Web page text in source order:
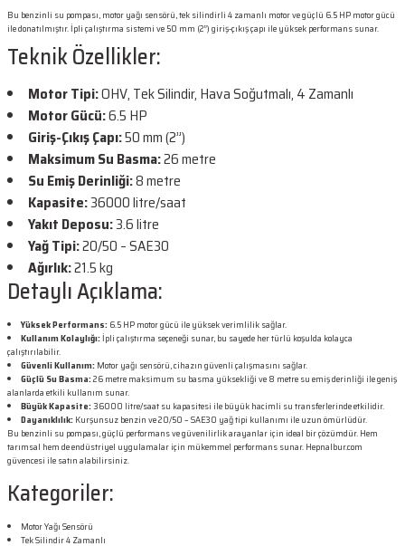
Bu benzinli su pompası, motor yağı sensörü, tek silindirli 4 zamanlı motor ve güçlü 6.5 HP motor gücü
ile donatılmıştır. İpli çalıştırma sistemi ve 50 mm (2”) giriş-çıkış çapı ile yüksek performans sunar.
Teknik Özellikler:
Motor Tipi:OHV, Tek Silindir, Hava Soğutmalı, 4 Zamanlı
Motor Gücü:6.5 HP
Giriş-Çıkış Çapı:50 mm (2”)
Maksimum Su Basma:26 metre
Su Emiş Derinliği:8 metre
Kapasite:36000 litre/saat
Yakıt Deposu:3.6 litre
Yağ Tipi:20/50 – SAE30
Ağırlık:21.5 kg
Detaylı Açıklama:
Yüksek Performans:6.5 HP motor gücü ile yüksek verimlilik sağlar.
Kullanım Kolaylığı:İpli çalıştırma seçeneği sunar, bu sayede her türlü koşulda kolayca
çalıştırılabilir.
Güvenli Kullanım:Motor yağı sensörü, cihazın güvenli çalışmasını sağlar.
Güçlü Su Basma:26 metre maksimum su basma yüksekliği ve 8 metre su emiş derinliği ile geniş
alanlarda etkili kullanım sunar.
Büyük Kapasite:36000 litre/saat su kapasitesi ile büyük hacimli su transferlerinde etkilidir.
Dayanıklılık:Kurşunsuz benzin ve 20/50 – SAE30 yağ tipi kullanımı ile uzun ömürlüdür.
Bu benzinli su pompası, güçlü performans ve güvenilirlik arayanlar için ideal bir çözümdür. Hem
tarımsal hem de endüstriyel uygulamalar için mükemmel performans sunar. Hepnalbur.com
güvencesi ile satın alabilirsiniz.
Kategoriler:
Motor Yağı Sensörü
Tek Silindir 4 Zamanlı